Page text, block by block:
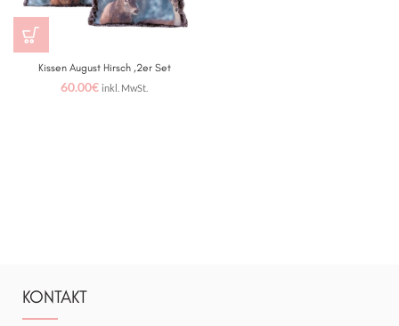
Kissen August Hirsch ,2er Set
60.00€ inkl. MwSt.
KONTAKT